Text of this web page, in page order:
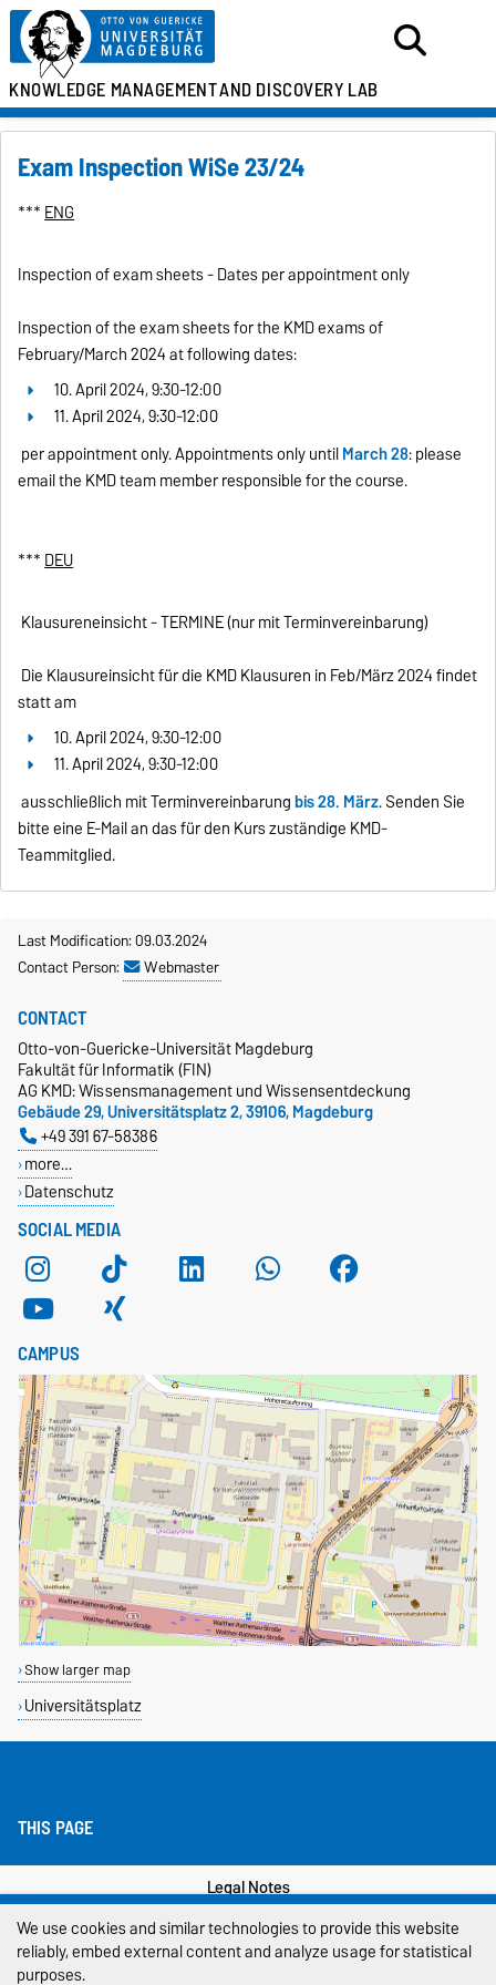
KNOWLEDGE MANAGEMENTAND DISCOVERY LAB
Exam Inspection WiSe 23/24
***ENG
Inspection of exam sheets - Dates per appointment only
Inspection of the exam sheets for the KMD exams of
February/March 2024 at following dates:
10. April 2024, 9:30-12:00
11. April 2024, 9:30-12:00
per appointment only. Appointments only untilMarch 28: please
email the KMD team member responsible for the course.
***DEU
Klausureneinsicht - TERMINE (nur mit Terminvereinbarung)
Die Klausureinsicht für die KMD Klausuren in Feb/März 2024 findet
statt am
10. April 2024, 9:30-12:00
11. April 2024, 9:30-12:00
ausschließlich mit Terminvereinbarungbis 28. März. Senden Sie
bitte eine E-Mail an das für den Kurs zuständige KMD-
Teammitglied.
Last Modification: 09.03.2024
Contact Person:
Webmaster
SOCIAL MEDIA
CONTACT
Otto-von-Guericke-Universität Magdeburg
Fakultät für Informatik (FIN)
AG KMD: Wissensmanagement und Wissensentdeckung
Gebäude 29, Universitätsplatz 2, 39106, Magdeburg
+49 391 67-58386
more…
Datenschutz
CAMPUS
Show larger map
Universitätsplatz
THIS PAGE
Legal Notes
Privacy Policy
We use cookies and similar technologies to provide this website
reliably, embed external content and analyze usage for statistical
purposes.